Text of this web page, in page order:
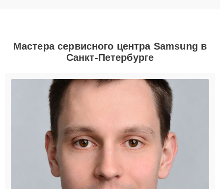
Мастера сервисного центра Samsung в
Санкт-Петербурге